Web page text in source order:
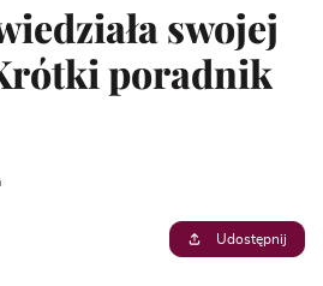
swojej
poradnik
Udostępnij